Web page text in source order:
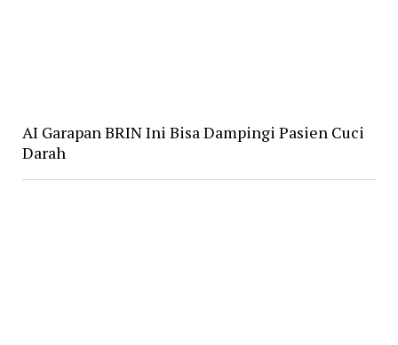
AI Garapan BRIN Ini Bisa Dampingi Pasien Cuci
Darah